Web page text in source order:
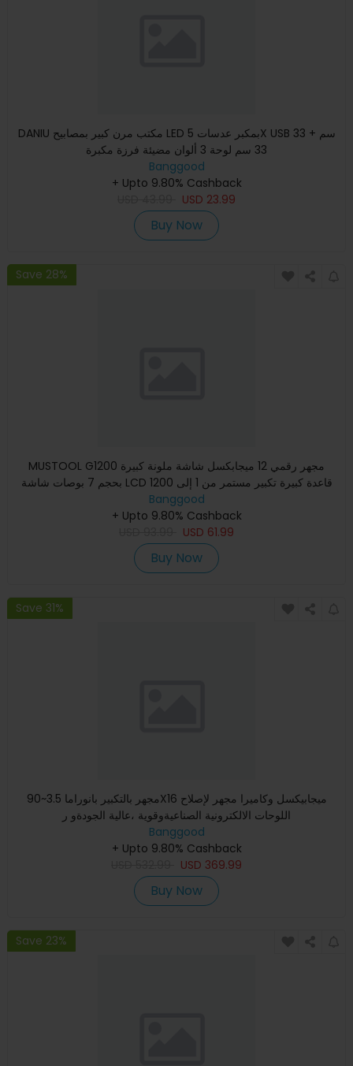
DANIU مكتب مرن كبير بمصابيح LED بمكبر عدسات 5X USB 33 سم +
33 سم لوحة 3 ألوان مضيئة فرزة مكبرة
Banggood
+ Upto 9.80% Cashback
USD 23.99
Buy Now
Save 28%
MUSTOOL G1200 مجهر رقمي 12 ميجابكسل شاشة ملونة كبيرة
بحجم 7 بوصات شاشة LCD قاعدة كبيرة تكبير مستمر من 1 إلى 1200
مرة مع
Banggood
+ Upto 9.80% Cashback
USD 61.99
Buy Now
Save 31%
مجهر بالتكبير بانوراما 3.5~90X16 ميجابيكسل وكاميرا مجهر لإصلاح
اللوحات الالكترونية الصناعيةوقوية ،عالية الجودةو ر
Banggood
+ Upto 9.80% Cashback
USD 369.99
Buy Now
Save 23%